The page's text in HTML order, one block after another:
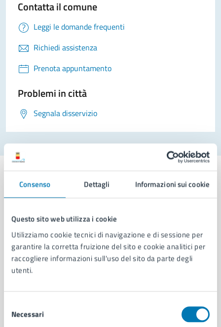
Consenso Dettagli Informazioni sui cookie
Questo sito web utilizza i cookie
Utilizziamo cookie tecnici di navigazione e di sessione per
garantire la corretta fruizione del sito e cookie analitici per
raccogliere informazioni sull'uso del sito da parte degli
utenti.
delNecessari
Contatta il comune
Leggi le domande frequenti
Richiedi assistenza
Prenota appuntamento
Problemi in città
Segnala disservizio
AMMINISTRAZIONE
Aree amministrative
Organi di governo
Politici